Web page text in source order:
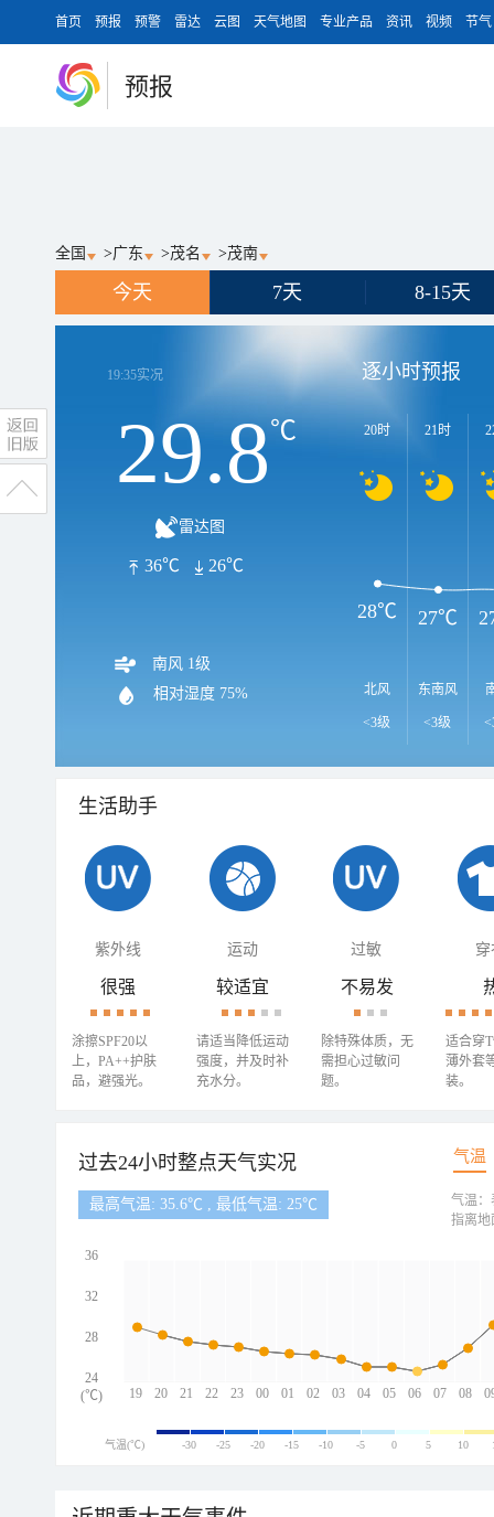
首页 预报 预警 雷达 云图 天气地图 专业产品 资讯 视频 节气
预报
全国 >广东 >茂名 >茂南
今天 7天 8-15天
19:35实况
29.8℃
雷达图
36℃ 26℃
南风 1级
相对湿度 75%
逐小时预报
20时
北风
<3级
21时
东南风
<3级
28℃ 27℃
生活助手
紫外线 运动 过敏 穿
很强
涂擦SPF20以
上，PA++护肤
品，避强光。
较适宜
请适当降低运动
强度，并及时补
充水分。
不易发
除特殊体质，无
需担心过敏问
题。
适合穿
薄外套
装。
过去24小时整点天气实况 气温
最高气温: 35.6℃ , 最低气温: 25℃
19 20 21 22 23 00 01 02 03 04 05 06 07 08
36
32
28
24
(℃)
气温：
指离地
气温(℃) -30 -25 -20 -15 -10 -5 0 5 10